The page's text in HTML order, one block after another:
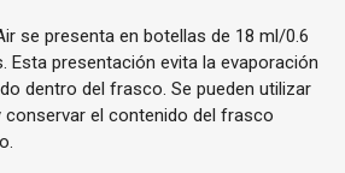
se presenta en botellas de 18 ml/0.6
Esta presentación evita la evaporación
dentro del frasco. Se pueden utilizar
el contenido del frasco